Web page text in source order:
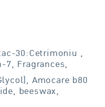
30:Cetrimoniu ,
Fragrances,
Amocare b80
beeswax,